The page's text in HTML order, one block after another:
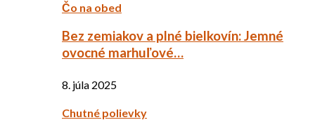
Čo na obed
Bez zemiakov a plné bielkovín: Jemné
ovocné marhuľové…
8. júla 2025
Chutné polievky